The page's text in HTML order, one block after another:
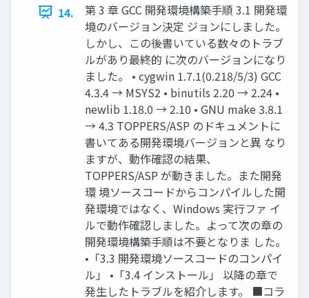
14.
第 3 章 GCC 開発環境構築手順 3.1 開発環
境のバージョン決定 ジョンにしました。
しかし、この後書いている数々のトラブ
ルがあり最終的 に次のバージョンになり
ました。 • cygwin 1.7.1(0.218/5/3) GCC
4.3.4 → MSYS2 • binutils 2.20 → 2.24 •
newlib 1.18.0 → 2.10 • GNU make 3.8.1
→ 4.3 TOPPERS/ASP のドキュメントに
書いてある開発環境バージョンと異 なり
ますが、動作確認の結果、
TOPPERS/ASP が動きました。また開発
環 境ソースコードからコンパイルした開
発環境ではなく、Windows 実行ファ イ
ルで動作確認しました。よって次の章の
開発環境構築手順は不要となりま した。
•「3.3 開発環境ソースコードのコンパイ
ル」 •「3.4 インストール」 以降の章で
発生したトラブルを紹介します。 ■コラ